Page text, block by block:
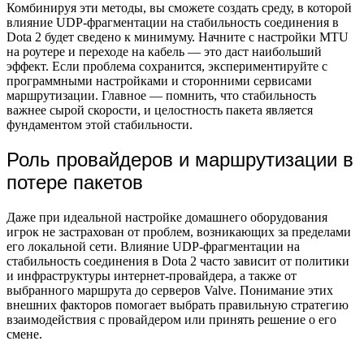
Комбинируя эти методы, вы сможете создать среду, в которой
влияние UDP-фрагментации на стабильность соединения в
Dota 2 будет сведено к минимуму. Начните с настройки MTU
на роутере и переходе на кабель — это даст наибольший
эффект. Если проблема сохранится, экспериментируйте с
программными настройками и сторонними сервисами
маршрутизации. Главное — помнить, что стабильность
важнее сырой скорости, и целостность пакета является
фундаментом этой стабильности.
Роль провайдеров и маршрутизации в
потере пакетов
Даже при идеальной настройке домашнего оборудования
игрок не застрахован от проблем, возникающих за пределами
его локальной сети. Влияние UDP-фрагментации на
стабильность соединения в Dota 2 часто зависит от политики
и инфраструктуры интернет-провайдера, а также от
выбранного маршрута до серверов Valve. Понимание этих
внешних факторов помогает выбрать правильную стратегию
взаимодействия с провайдером или принять решение о его
смене.